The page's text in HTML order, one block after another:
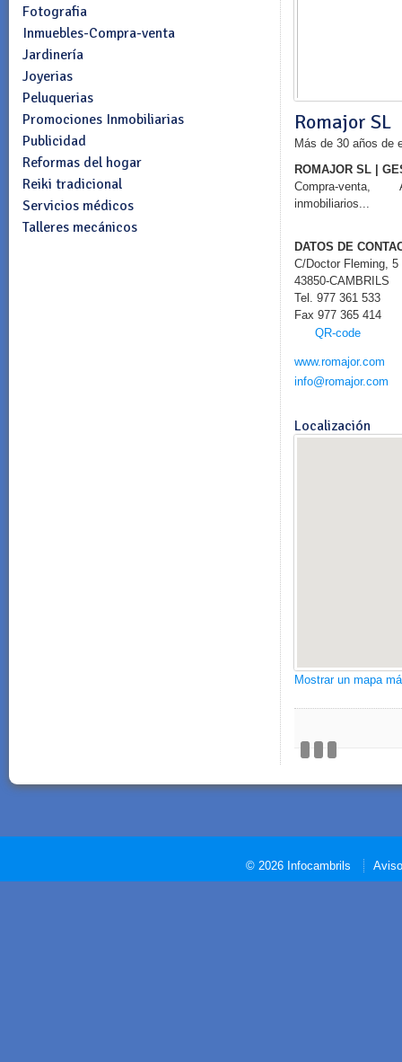
Fotografia
Inmuebles-Compra-venta
Jardinería
Joyerias
Peluquerias
Promociones Inmobiliarias
Publicidad
Reformas del hogar
Reiki tradicional
Servicios médicos
Talleres mecánicos
Romajor SL
Más de 30 años de
ROMAJOR SL |
Compra-venta,
inmobiliarios...
DATOS DE
C/Doctor Fleming,
43850-CAMBRILS
Tel. 977 361 533
Fax 977 365 414
QR-code
www.romajor.com
info@romajor.com
Localización
Mostrar un mapa
© 2026 Infocambrils